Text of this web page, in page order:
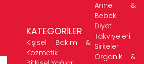
KATEGORİLER
Kişisel Bakım &
Kozmetik
Anne &
Bebek
Diyet
Takviyeleri
Sirkeler
Organik &